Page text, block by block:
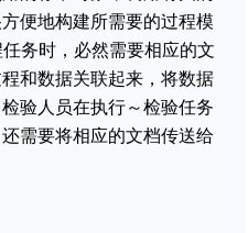
便地构建所需要的过程模
务时，必然需要相应的文
和数据关联起来，将数据
验人员在执行～检验任务
需要将相应的文档传送给